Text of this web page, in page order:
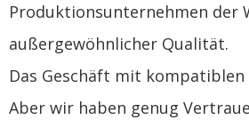
Produktionsunternehmen der
außergewöhnlicher Qualität.
Das Geschäft mit
Aber wir haben genug